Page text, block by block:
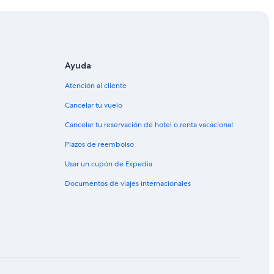
de San Diego
San Diego
Ayuda
Atención al cliente
Cancelar tu vuelo
Cancelar tu reservación de hotel o renta vacacional
Plazos de reembolso
Usar un cupón de Expedia
Documentos de viajes internacionales